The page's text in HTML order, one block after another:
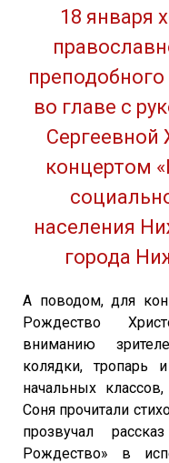
18 января
во главе с
Сергеевной
концертом
населения
города
А поводом, для
Рождество
вниманию
колядки, тропарь
начальных
Соня прочитали
прозвучал
Рождество» в